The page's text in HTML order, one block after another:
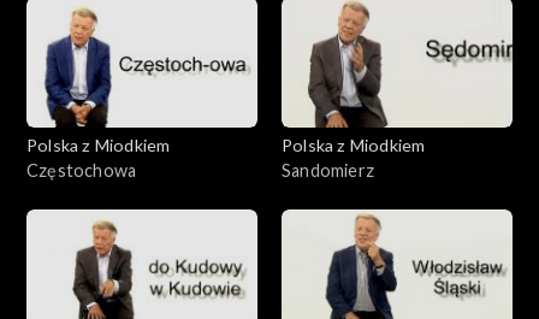
Polska z Miodkiem
Częstochowa
Polska z Miodkiem
Sandomierz